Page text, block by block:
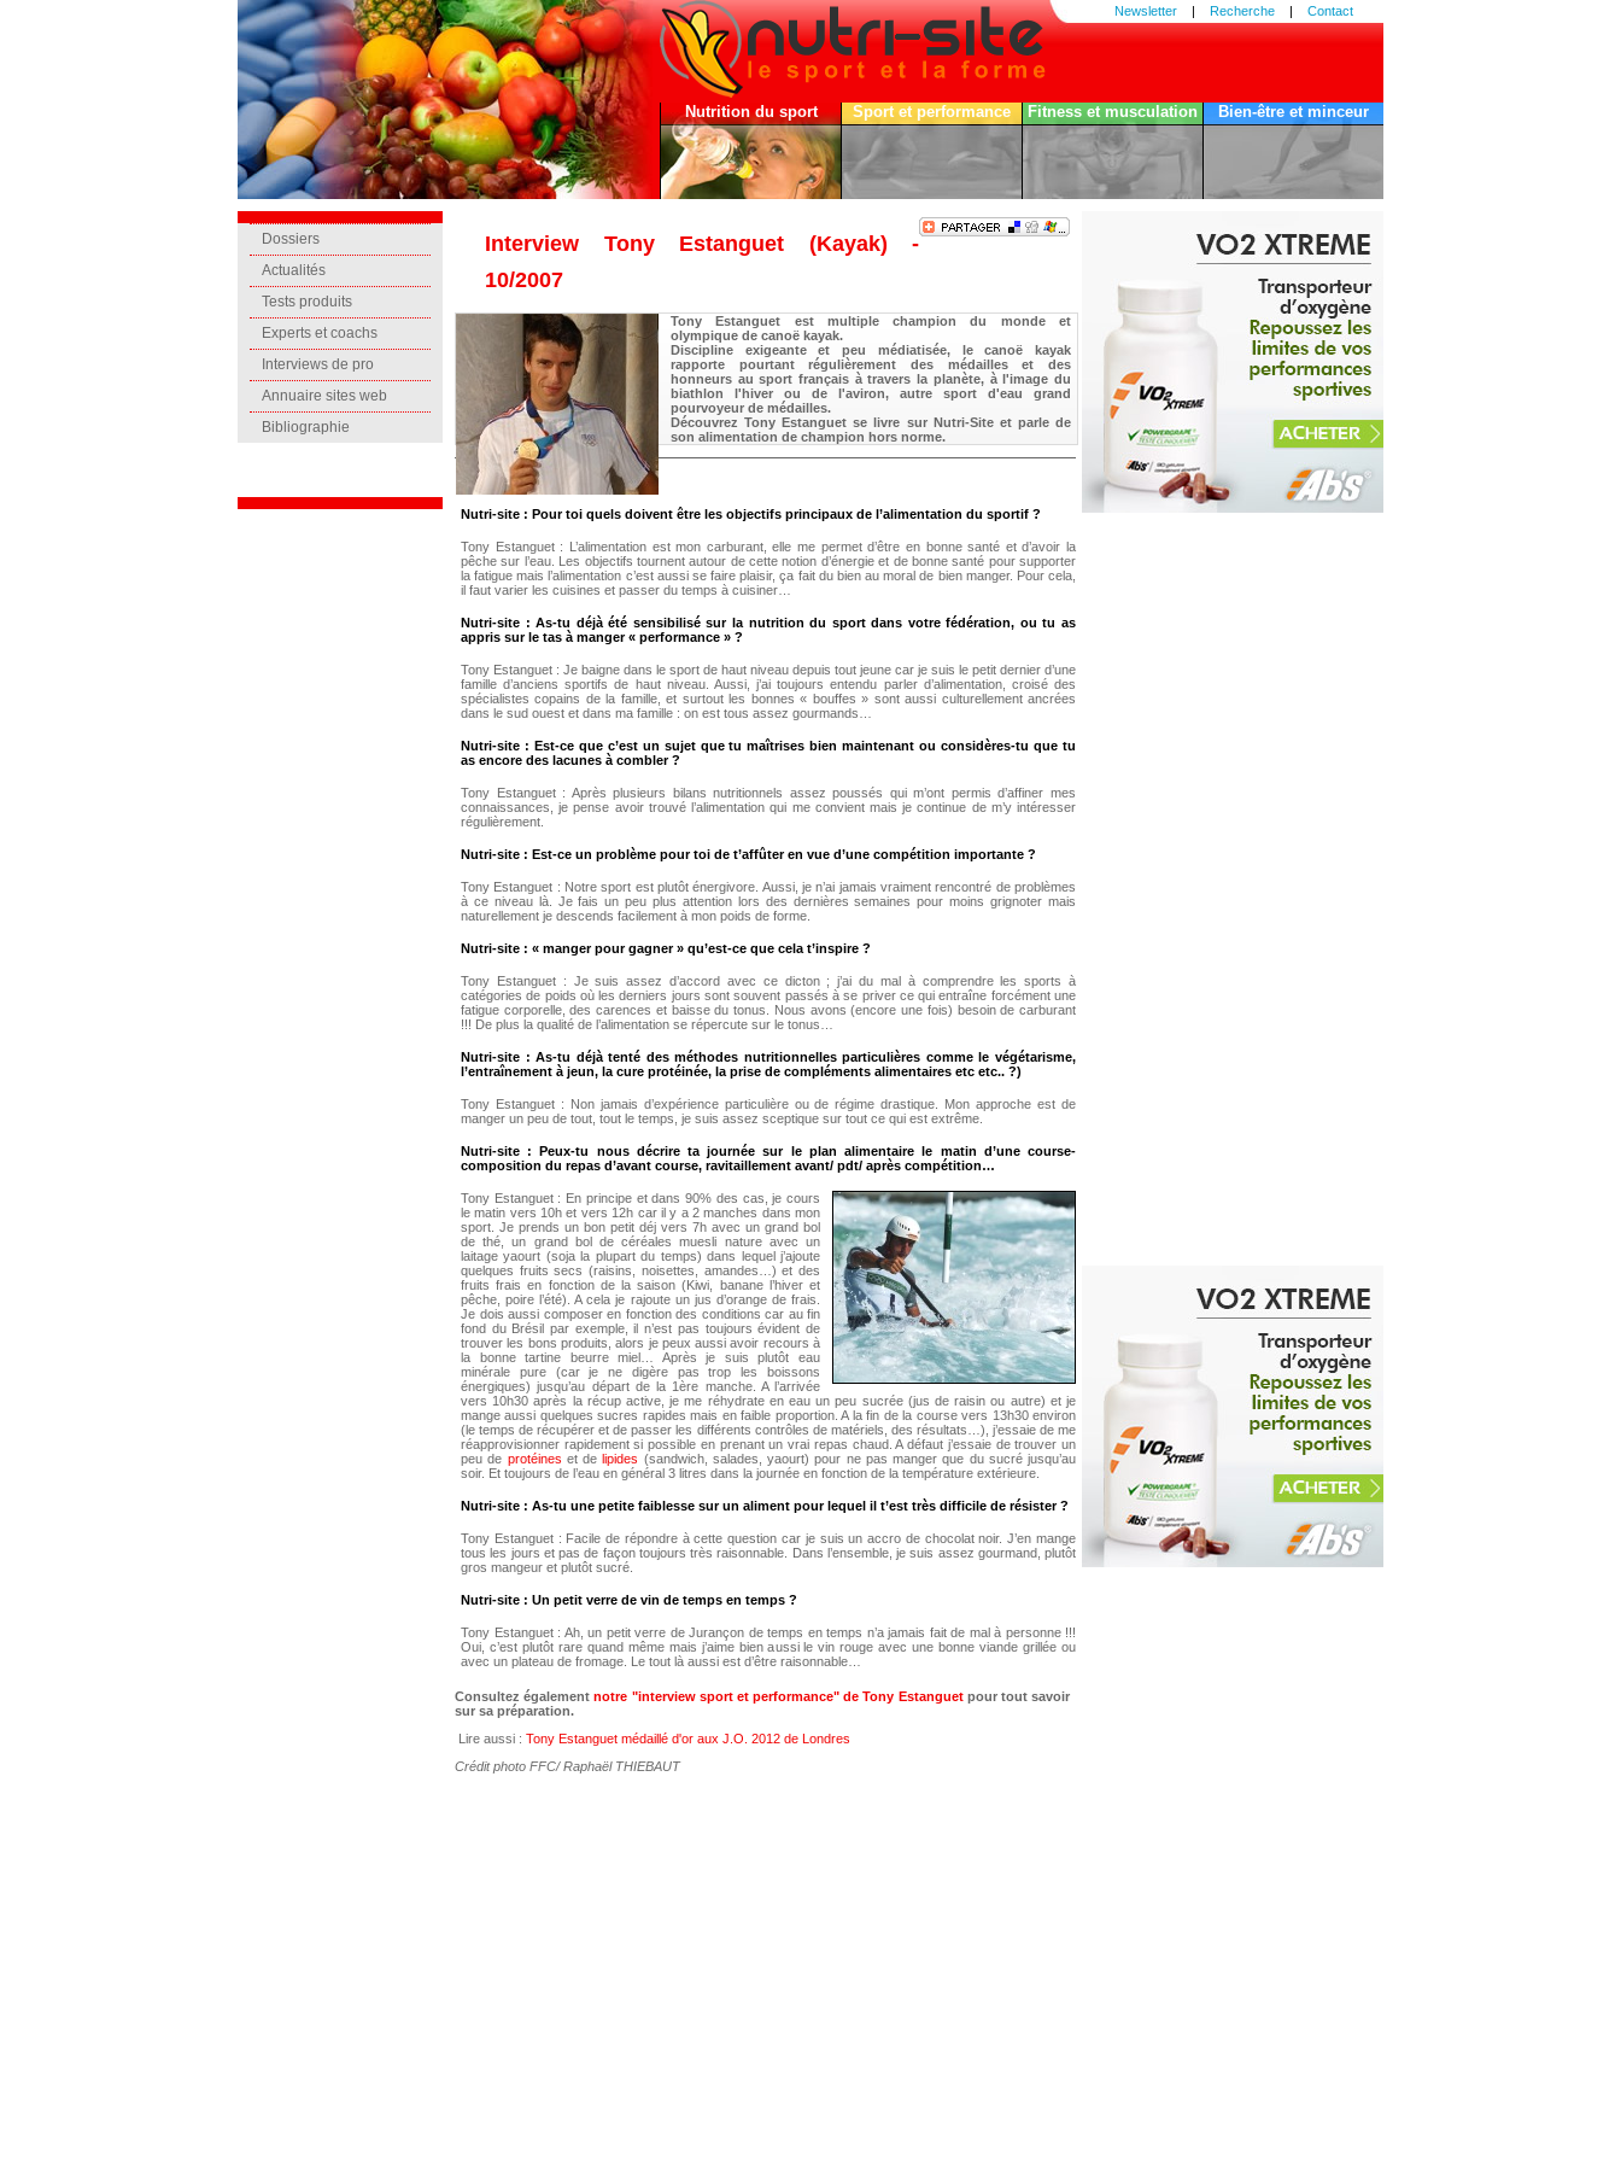
Newsletter | Recherche | Contact
Nutrition du sport Sport et performance Fitness et musculation Bien-être et minceur
Dossiers
Actualités
Tests produits
Experts et coachs
Interviews de pro
Annuaire sites web
Bibliographie
Interview Tony Estanguet (Kayak) -
10/2007
Tony Estanguet est multiple champion du monde et
olympique de canoë kayak.
Discipline exigeante et peu médiatisée, le canoë kayak
rapporte pourtant régulièrement des médailles et des
honneurs au sport français à travers la planète, à l'image du
biathlon l'hiver ou de l'aviron, autre sport d'eau grand
pourvoyeur de médailles.
Découvrez Tony Estanguet se livre sur Nutri-Site et parle de
son alimentation de champion hors norme.
Nutri-site : Pour toi quels doivent être les objectifs principaux de l’alimentation du sportif ?
Tony Estanguet : L’alimentation est mon carburant, elle me permet d’être en bonne santé et d’avoir la
pêche sur l’eau. Les objectifs tournent autour de cette notion d’énergie et de bonne santé pour supporter
la fatigue mais l’alimentation c’est aussi se faire plaisir, ça fait du bien au moral de bien manger. Pour cela,
il faut varier les cuisines et passer du temps à cuisiner…
Nutri-site : As-tu déjà été sensibilisé sur la nutrition du sport dans votre fédération, ou tu as
appris sur le tas à manger « performance » ?
Tony Estanguet : Je baigne dans le sport de haut niveau depuis tout jeune car je suis le petit dernier d’une
famille d’anciens sportifs de haut niveau. Aussi, j’ai toujours entendu parler d’alimentation, croisé des
spécialistes copains de la famille, et surtout les bonnes « bouffes » sont aussi culturellement ancrées
dans le sud ouest et dans ma famille : on est tous assez gourmands…
Nutri-site : Est-ce que c’est un sujet que tu maîtrises bien maintenant ou considères-tu que tu
as encore des lacunes à combler ?
Tony Estanguet : Après plusieurs bilans nutritionnels assez poussés qui m’ont permis d’affiner mes
connaissances, je pense avoir trouvé l’alimentation qui me convient mais je continue de m’y intéresser
régulièrement.
Nutri-site : Est-ce un problème pour toi de t’affûter en vue d’une compétition importante ?
Tony Estanguet : Notre sport est plutôt énergivore. Aussi, je n’ai jamais vraiment rencontré de problèmes
à ce niveau là. Je fais un peu plus attention lors des dernières semaines pour moins grignoter mais
naturellement je descends facilement à mon poids de forme.
Nutri-site : « manger pour gagner » qu’est-ce que cela t’inspire ?
Tony Estanguet : Je suis assez d’accord avec ce dicton ; j’ai du mal à comprendre les sports à
catégories de poids où les derniers jours sont souvent passés à se priver ce qui entraîne forcément une
fatigue corporelle, des carences et baisse du tonus. Nous avons (encore une fois) besoin de carburant
!!! De plus la qualité de l’alimentation se répercute sur le tonus…
Nutri-site : As-tu déjà tenté des méthodes nutritionnelles particulières comme le végétarisme,
l’entraînement à jeun, la cure protéinée, la prise de compléments alimentaires etc etc.. ?)
Tony Estanguet : Non jamais d’expérience particulière ou de régime drastique. Mon approche est de
manger un peu de tout, tout le temps, je suis assez sceptique sur tout ce qui est extrême.
Nutri-site : Peux-tu nous décrire ta journée sur le plan alimentaire le matin d’une course-
composition du repas d’avant course, ravitaillement avant/ pdt/ après compétition…
Tony Estanguet : En principe et dans 90% des cas, je cours
le matin vers 10h et vers 12h car il y a 2 manches dans mon
sport. Je prends un bon petit déj vers 7h avec un grand bol
de thé, un grand bol de céréales muesli nature avec un
laitage yaourt (soja la plupart du temps) dans lequel j’ajoute
quelques fruits secs (raisins, noisettes, amandes…) et des
fruits frais en fonction de la saison (Kiwi, banane l’hiver et
pêche, poire l’été). A cela je rajoute un jus d’orange de frais.
Je dois aussi composer en fonction des conditions car au fin
fond du Brésil par exemple, il n’est pas toujours évident de
trouver les bons produits, alors je peux aussi avoir recours à
la bonne tartine beurre miel… Après je suis plutôt eau
minérale pure (car je ne digère pas trop les boissons
énergiques) jusqu’au départ de la 1ère manche. A l’arrivée
vers 10h30 après la récup active, je me réhydrate en eau un peu sucrée (jus de raisin ou autre) et je
mange aussi quelques sucres rapides mais en faible proportion. A la fin de la course vers 13h30 environ
(le temps de récupérer et de passer les différents contrôles de matériels, des résultats…), j’essaie de me
réapprovisionner rapidement si possible en prenant un vrai repas chaud. A défaut j’essaie de trouver un
peu de protéines et delipides (sandwich, salades, yaourt) pour ne pas manger que du sucré jusqu’au
soir. Et toujours de l’eau en général 3 litres dans la journée en fonction de la température extérieure.
Nutri-site : As-tu une petite faiblesse sur un aliment pour lequel il t’est très difficile de résister ?
Tony Estanguet : Facile de répondre à cette question car je suis un accro de chocolat noir. J’en mange
tous les jours et pas de façon toujours très raisonnable. Dans l’ensemble, je suis assez gourmand, plutôt
gros mangeur et plutôt sucré.
Nutri-site : Un petit verre de vin de temps en temps ?
Tony Estanguet : Ah, un petit verre de Jurançon de temps en temps n’a jamais fait de mal à personne !!!
Oui, c’est plutôt rare quand même mais j’aime bien aussi le vin rouge avec une bonne viande grillée ou
avec un plateau de fromage. Le tout là aussi est d’être raisonnable…
Consultez égalementnotre "interview sport et performance" de Tony Estanguetpour tout savoir
sur sa préparation.
Lire aussi : Tony Estanguet médaillé d'or aux J.O. 2012 de Londres
Crédit photo FFC/ Raphaël THIEBAUT